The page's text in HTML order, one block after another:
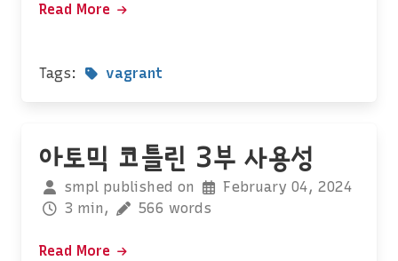
Read More
Tags: vagrant
아토믹 코틀린 3부 사용성
smpl published on
February 04, 2024
3 min,
566 words
Read More